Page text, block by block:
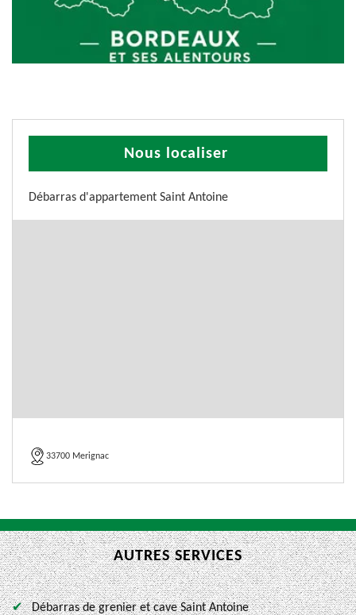
Nous localiser
Débarras d'appartement Saint Antoine
33700 Merignac
AUTRES SERVICES
Débarras de grenier et cave Saint Antoine